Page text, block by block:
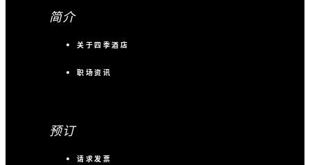
简介
关于四季酒店
职场资讯
预订
请求发票